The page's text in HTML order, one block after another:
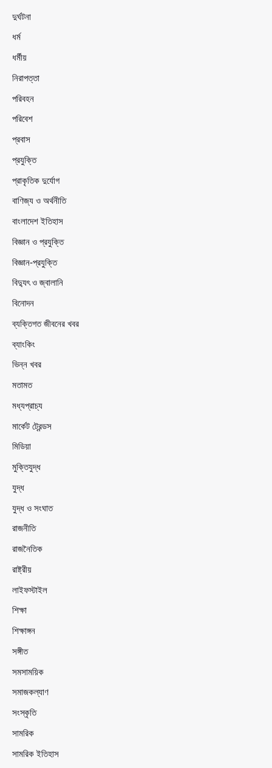
দুর্ঘটনা
ধর্ম
ধর্মীয়
নিরাপত্তা
পরিবহন
পরিবেশ
প্রবাস
প্রযুক্তি
প্রাকৃতিক দুর্যোগ
বাণিজ্য ও অর্থনীতি
বাংলাদেশ ইতিহাস
বিজ্ঞান ও প্রযুক্তি
বিজ্ঞান-প্রযুক্তি
বিদ্যুৎ ও জ্বালানি
বিনোদন
ব্যক্তিগত জীবনের খবর
ব্যাংকিং
ভিন্ন খবর
মতামত
মধ্যপ্রাচ্য
মার্কেট ট্রেন্ডস
মিডিয়া
মুক্তিযুদ্ধ
যুদ্ধ
যুদ্ধ ও সংঘাত
রাজনীতি
রাজনৈতিক
রাষ্ট্রীয়
লাইফস্টাইল
শিক্ষা
শিক্ষাঙ্গন
সঙ্গীত
সমসাময়িক
সমাজকল্যাণ
সংস্কৃতি
সামরিক
সামরিক ইতিহাস